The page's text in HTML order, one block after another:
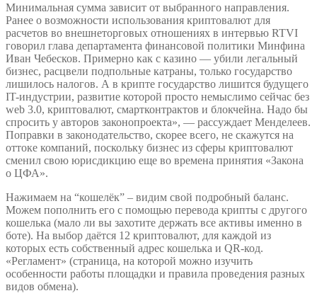
Минимальная сумма зависит от выбранного направления.
Ранее о возможности использования криптовалют для
расчетов во внешнеторговых отношениях в интервью RTVI
говорил глава департамента финансовой политики Минфина
Иван Чебесков. Примерно как с казино — убили легальный
бизнес, расцвели подпольные катраны, только государство
лишилось налогов. А в крипте государство лишится будущего
IT-индустрии, развитие которой просто немыслимо сейчас без
web 3.0, криптовалют, смартконтрактов и блокчейна. Надо бы
спросить у авторов законопроекта», — рассуждает Менделеев.
Поправки в законодательство, скорее всего, не скажутся на
оттоке компаний, поскольку бизнес из сферы криптовалют
сменил свою юрисдикцию еще во времена принятия «Закона
о ЦФА».
Нажимаем на “кошелёк” – видим свой подробный баланс.
Можем пополнить его с помощью перевода крипты с другого
кошелька (мало ли вы захотите держать все активы именно в
боте). На выбор даётся 12 криптовалют, для каждой из
которых есть собственный адрес кошелька и QR-код.
«Регламент» (страница, на которой можно изучить
особенности работы площадки и правила проведения разных
видов обмена).